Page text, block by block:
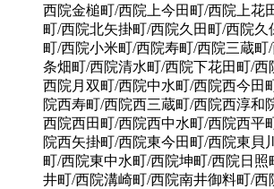
西院金槌町/西院上今田町/西院上花
町/西院北矢掛町/西院久田町/西院久
町/西院小米町/西院寿町/西院三蔵町
条畑町/西院清水町/西院下花田町/西
西院月双町/西院中水町/西院西今田
院西寿町/西院西三蔵町/西院西淳和
西院西田町/西院西中水町/西院西平
院西矢掛町/西院東今田町/西院東貝
町/西院東中水町/西院坤町/西院日照
井町/西院溝崎町/西院南井御料町/西